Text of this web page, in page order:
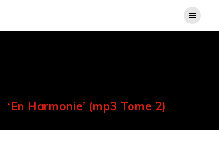
‘En Harmonie’ (mp3 Tome 2)